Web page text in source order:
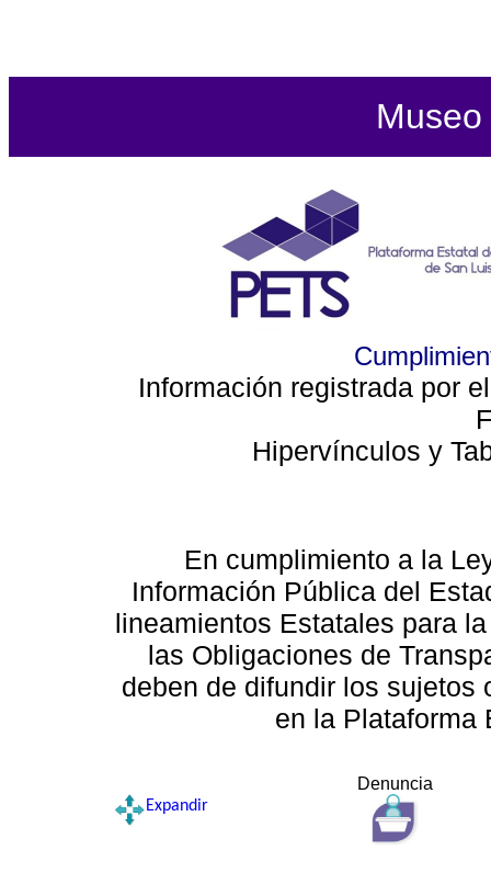
Información registrada por
Hipervínculos y
En cumplimiento a la
Información Pública del
lineamientos Estatales para
las Obligaciones de
deben de difundir los sujetos
en la Plataforma
Denuncia
Expandir